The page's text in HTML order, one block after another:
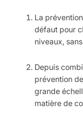
La
défaut pour
niveaux,
Depuis
prévention
grande
matière de